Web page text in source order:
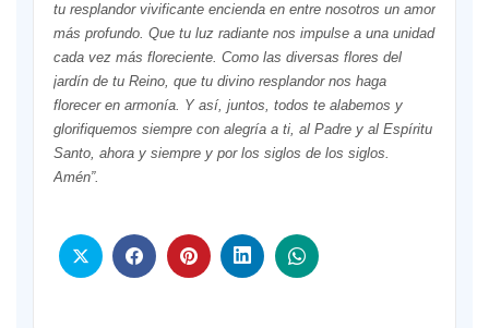
tu resplandor vivificante encienda en entre nosotros un amor
más profundo. Que tu luz radiante nos impulse a una unidad
cada vez más floreciente. Como las diversas flores del
jardín de tu Reino, que tu divino resplandor nos haga
florecer en armonía. Y así, juntos, todos te alabemos y
glorifiquemos siempre con alegría a ti, al Padre y al Espíritu
Santo, ahora y siempre y por los siglos de los siglos.
Amén”.